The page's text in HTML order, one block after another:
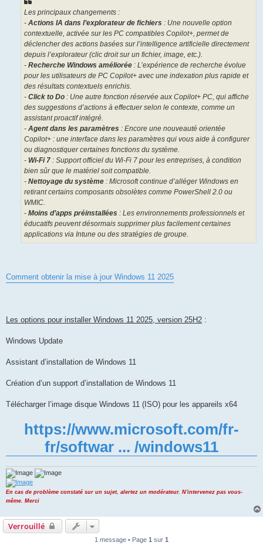
Les principaux changements :
- Actions IA dans l’explorateur de fichiers : Une nouvelle option
contextuelle, activée sur les PC compatibles Copilot+, permet de
déclencher des actions basées sur l’intelligence artificielle directement
depuis l’explorateur (clic droit sur un fichier, image, etc.).
- Recherche Windows améliorée : L’expérience de recherche évolue
pour les utilisateurs de PC Copilot+ avec une indexation plus rapide et
des résultats contextuels enrichis.
- Click to Do : Une autre fonction réservée aux Copilot+ PC, qui affiche
des suggestions d’actions à effectuer selon le contexte, comme un
assistant proactif intégré.
- Agent dans les paramètres : Encore une nouveauté orientée
Copilot+ : une interface dans les paramètres qui vous aide à configurer
ou diagnostiquer certaines fonctions du système.
- Wi-Fi 7 : Support officiel du Wi-Fi 7 pour les entreprises, à condition
bien sûr que le matériel soit compatible.
- Nettoyage du système : Microsoft continue d’alléger Windows en
retirant certains composants obsolètes comme PowerShell 2.0 ou
WMIC.
- Moins d’apps préinstallées : Les environnements professionnels et
éducatifs peuvent désormais supprimer plus facilement certaines
applications via Intune ou des stratégies de groupe.
Comment obtenir la mise à jour Windows 11 2025
Les options pour installer Windows 11 2025, version 25H2 :
Windows Update
Assistant d’installation de Windows 11
Création d’un support d’installation de Windows 11
Télécharger l’image disque Windows 11 (ISO) pour les appareils x64
https://www.microsoft.com/fr-
fr/softwar ... /windows11
En cas de problème constaté sur un sujet, alertez un modérateur. N'intervenez pas vous-
même. Merci
Verrouillé
1 message • Page 1 sur 1